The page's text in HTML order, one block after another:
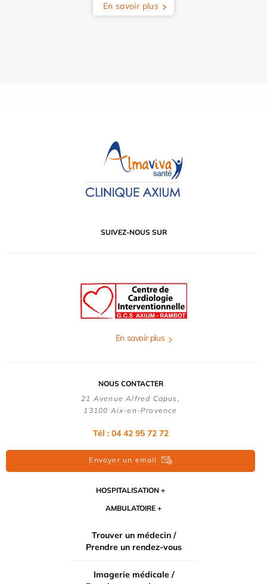
En savoir plus
SUIVEZ-NOUS SUR
En savoir plus
NOUS CONTACTER
21 Avenue Alfred Capus,
13100 Aix-en-Provence
Tél : 04 42 95 72 72
Envoyer un email
HOSPITALISATION
AMBULATOIRE
Trouver un médecin /
Prendre un rendez-vous
Imagerie médicale /